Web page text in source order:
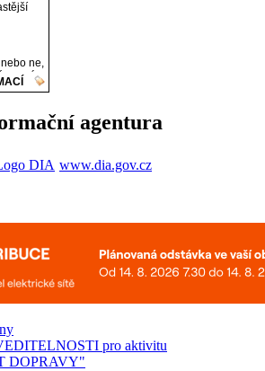
agentura
www.dia.gov.cz
pro aktivitu
DOPRAVY"